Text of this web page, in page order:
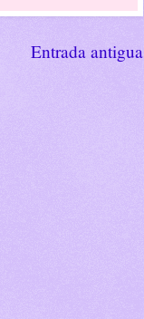
Entrada antigua